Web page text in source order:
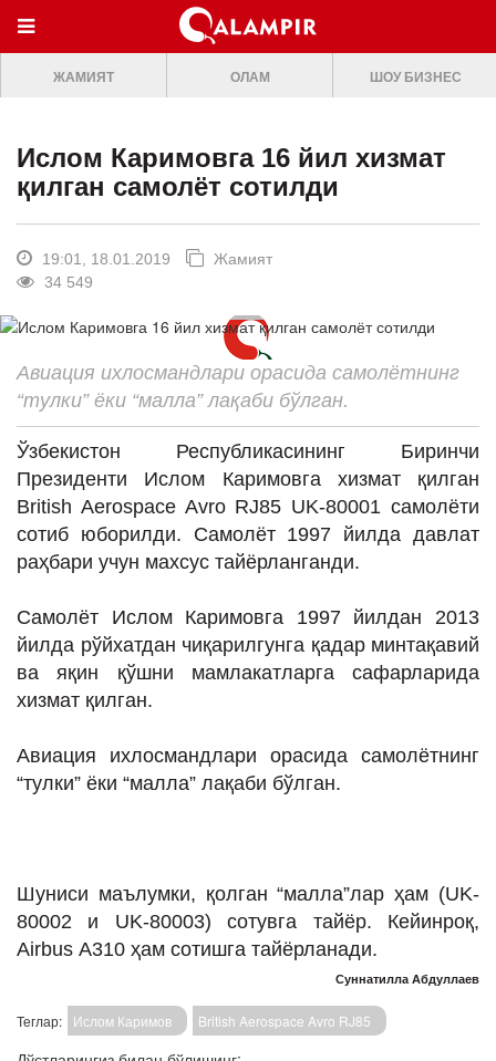
МЕНЮ
ONLINE TV
ЖАМИЯТ
ШОУ-БИЗНЕС
Мусиқа
Клип
Кино
ИНТЕРВЬЮ
ЛОЙИҲАЛАР
Саломатлик
Бу қизиқ
СПОРТ
ЖАМИЯТ ОЛАМ ШОУ БИЗНЕС
Ислом Каримовга 16 йил хизмат
қилган самолёт сотилди
19:01, 18.01.2019
Жамият
34 549
Авиация ихлосмандлари орасида самолётнинг
“тулки” ёки “малла” лақаби бўлган.
Ўзбекистон Республикасининг Биринчи
Президенти Ислом Каримовга хизмат қилган
British Aerospace Avro RJ85 UK-80001 самолёти
сотиб юборилди. Самолёт 1997 йилда давлат
раҳбари учун махсус тайёрланганди.
Самолёт Ислом Каримовга 1997 йилдан 2013
йилда рўйхатдан чиқарилгунга қадар минтақавий
ва яқин қўшни мамлакатларга сафарларида
хизмат қилган.
Авиация ихлосмандлари орасида самолётнинг
“тулки” ёки “малла” лақаби бўлган.
Шуниси маълумки, қолган “малла”лар ҳам (UK-
80002 и UK-80003) сотувга тайёр. Кейинроқ,
Airbus А310 ҳам сотишга тайёрланади.
Суннатилла Абдуллаев
Теглар: Ислом Каримов British Aerospace Avro RJ85